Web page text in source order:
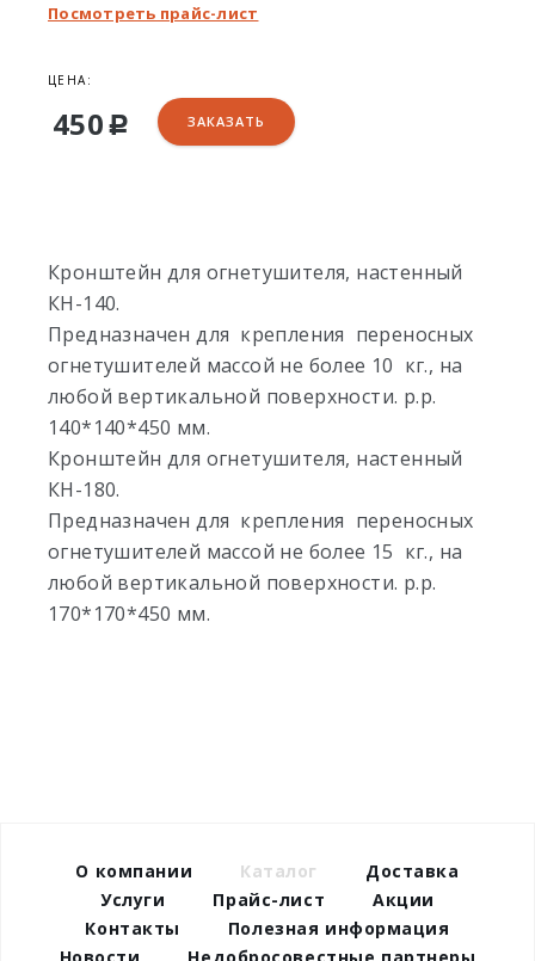
Посмотреть прайс-лист
ЦЕНА:
450 Р ЗАКАЗАТЬ
Кронштейн для огнетушителя, настенный
КН-140.
Предназначен для крепления переносных
огнетушителей массой не более 10 кг., на
любой вертикальной поверхности. р.р.
140*140*450 мм.
Кронштейн для огнетушителя, настенный
КН-180.
Предназначен для крепления переносных
огнетушителей массой не более 15 кг., на
любой вертикальной поверхности. р.р.
170*170*450 мм.
О компании Каталог
Доставка
Услуги
Прайс-лист
Акции
Контакты
Полезная информация